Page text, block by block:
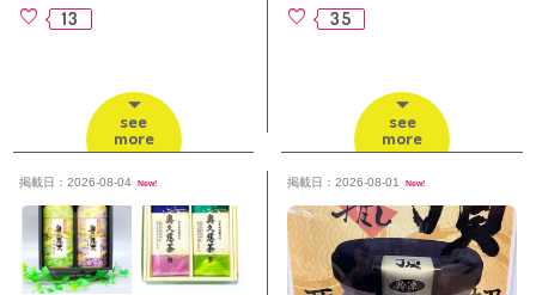
13
see
more
35
see
more
掲載日：2026-08-04 New! 掲載日：2026-08-01 New!